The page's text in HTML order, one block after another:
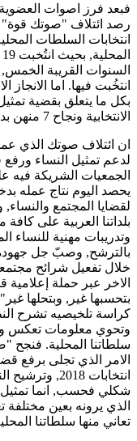
فبعد فرز اصوات
رصد ائتلاف "صوتك قوة"
انتخُبت فيها. اما
الانتخابية ونجاح 7 منهن بدخول المجلس المحلي على رأس القائمة.
ان ائتلاف صوتك الذي
لدعم تمثيل النساء
الجمعيات الشريكة
يحصد اليوم نتاج عمله
لقضايا المجتمع
بلداتنا العربية على
وتدريبات مهنية للنساء
بالترشح, وصبّ جل جهوده
خلال تفعيل شرائح
الاخر عبر حملة
بتحسبها غير, وبتحلها
كراسة تلخيصيه تشرح
وتحوي معلومات تعكس
سلطاتنا المحلية.
الامر الذي تجلى برفع
انتخابات
شكلي فحسب, انما تمثيل
الذي يرونه بعين
تعاني منها سلطاتنا